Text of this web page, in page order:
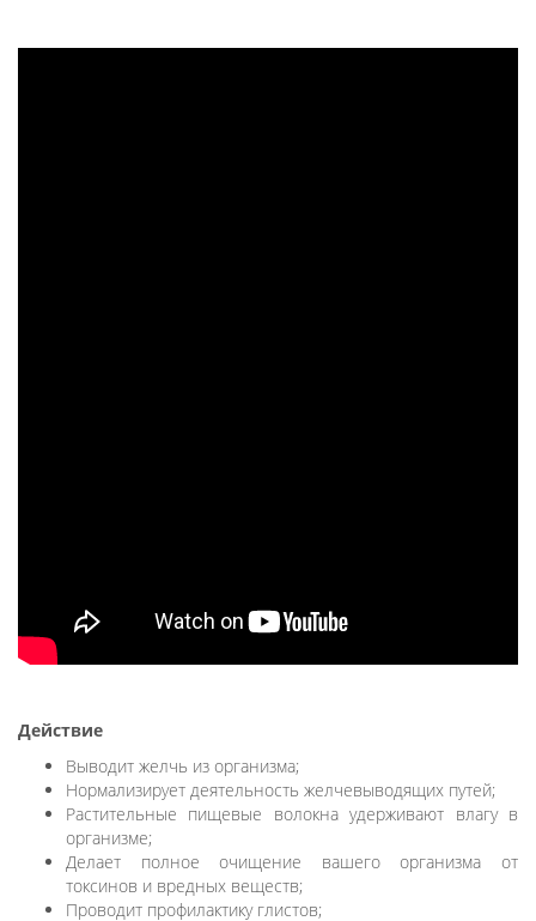
Действие
Выводит желчь из организма;
Нормализирует деятельность желчевыводящих путей;
Растительные пищевые волокна удерживают влагу в
организме;
Делает полное очищение вашего организма от
токсинов и вредных веществ;
Проводит профилактику глистов;